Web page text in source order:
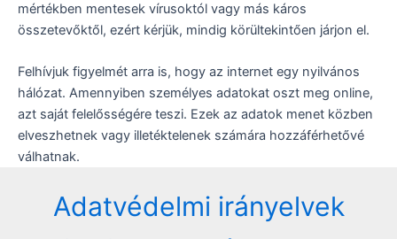
mértékben mentesek vírusoktól vagy más káros
összetevőktől, ezért kérjük, mindig körültekintően járjon el.
Felhívjuk figyelmét arra is, hogy az internet egy nyilvános
hálózat. Amennyiben személyes adatokat oszt meg online,
azt saját felelősségére teszi. Ezek az adatok menet közben
elveszhetnek vagy illetéktelenek számára hozzáférhetővé
válhatnak.
Adatvédelmi irányelvek